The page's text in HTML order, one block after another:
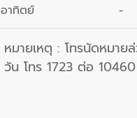
อาทิตย์
-
หมายเหตุ : โทรนัดหมาย
วัน โทร 1723 ต่อ 10460